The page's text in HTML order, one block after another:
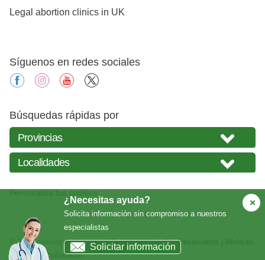
¿Necesitas ayuda?
Solicita información sin compromiso a nuestros
especialistas
Solicitar información
Legal abortion clinics in UK
Síguenos en redes sociales
facebookinstagramyoutube
Búsquedas rápidas por
© 2026clinicasabortos.com| Todos los derechos reservados | Website
creada porbalneariais